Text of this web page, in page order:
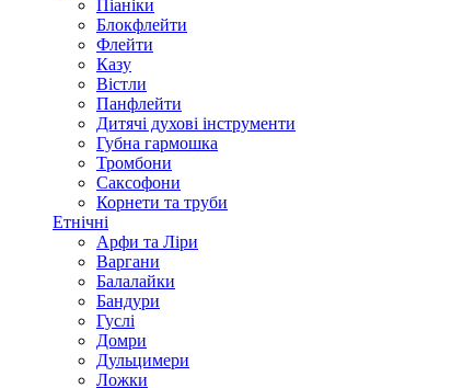
Піаніки
Блокфлейти
Флейти
Казу
Вістли
Панфлейти
Дитячі духові інструменти
Губна гармошка
Тромбони
Саксофони
Корнети та труби
Етнічні
Арфи та Ліри
Варгани
Балалайки
Бандури
Гуслі
Домри
Дульцимери
Ложки